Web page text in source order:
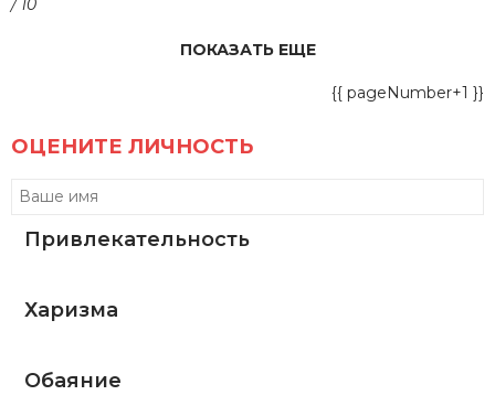
/ 10
ПОКАЗАТЬ ЕЩЕ
{{ pageNumber+1 }}
ОЦЕНИТЕ ЛИЧНОСТЬ
Привлекательность
Харизма
Обаяние